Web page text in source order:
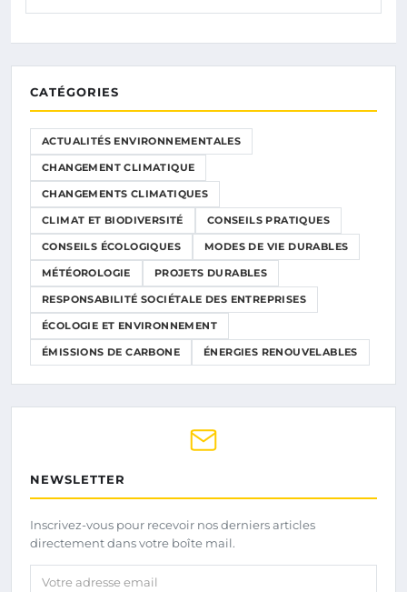
CATÉGORIES
ACTUALITÉS ENVIRONNEMENTALES
CHANGEMENT CLIMATIQUE
CHANGEMENTS CLIMATIQUES
CLIMAT ET BIODIVERSITÉ CONSEILS PRATIQUES
CONSEILS ÉCOLOGIQUES MODES DE VIE DURABLES
MÉTÉOROLOGIE PROJETS DURABLES
RESPONSABILITÉ SOCIÉTALE DES ENTREPRISES
ÉCOLOGIE ET ENVIRONNEMENT
ÉMISSIONS DE CARBONE ÉNERGIES RENOUVELABLES
NEWSLETTER
Inscrivez-vous pour recevoir nos derniers articles
directement dans votre boîte mail.
Votre adresse email